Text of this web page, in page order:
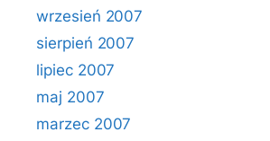
wrzesień 2007
sierpień 2007
lipiec 2007
maj 2007
marzec 2007